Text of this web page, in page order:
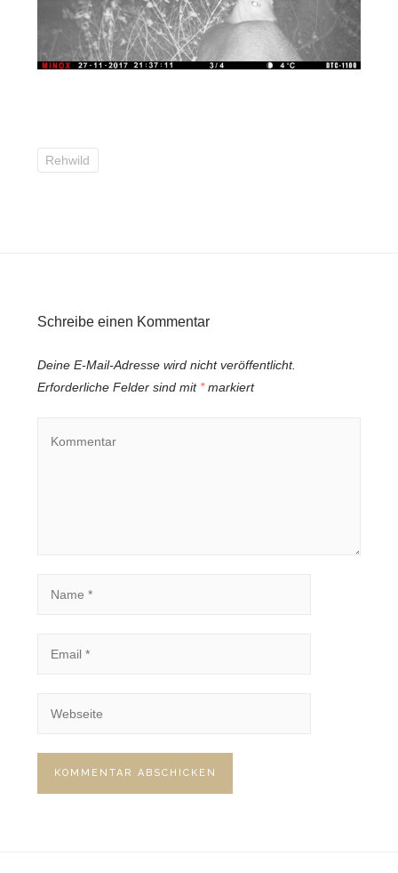
Rehwild
Schreibe einen Kommentar
Deine E-Mail-Adresse wird nicht veröffentlicht.
Erforderliche Felder sind mit *markiert